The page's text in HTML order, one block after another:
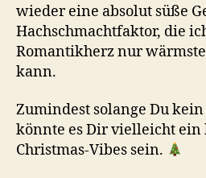
wieder eine absolut süße
Hachschmachtfaktor, die
Romantikherz nur
kann.
Zumindest solange Du
könnte es Dir vielleicht ein
Christmas-Vibes sein.